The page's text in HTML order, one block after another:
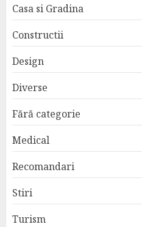
Casa si Gradina
Constructii
Design
Diverse
Fără categorie
Medical
Recomandari
Stiri
Turism